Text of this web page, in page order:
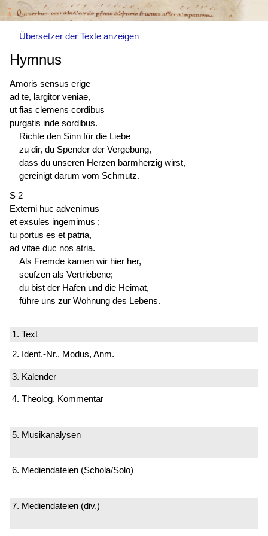
Übersetzer der Texte anzeigen
Hymnus
Amoris sensus erige
ad te, largitor veniae,
ut fias clemens cordibus
purgatis inde sordibus.
Richte den Sinn für die Liebe
zu dir, du Spender der Vergebung,
dass du unseren Herzen barmherzig wirst,
gereinigt darum vom Schmutz.
S 2
Externi huc advenimus
et exsules ingemimus ;
tu portus es et patria,
ad vitae duc nos atria.
Als Fremde kamen wir hier her,
seufzen als Vertriebene;
du bist der Hafen und die Heimat,
führe uns zur Wohnung des Lebens.
1. Text
2. Ident.-Nr., Modus, Anm.
3. Kalender
4. Theolog. Kommentar
5. Musikanalysen
6. Mediendateien (Schola/Solo)
7. Mediendateien (div.)